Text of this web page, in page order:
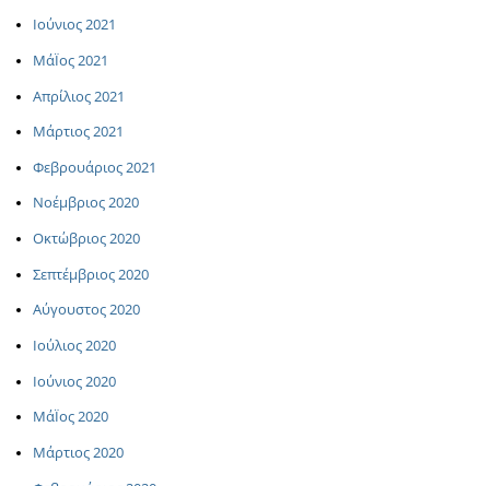
Ιούνιος 2021
ΜάΪος 2021
Απρίλιος 2021
Μάρτιος 2021
Φεβρουάριος 2021
Νοέμβριος 2020
Οκτώβριος 2020
Σεπτέμβριος 2020
Αύγουστος 2020
Ιούλιος 2020
Ιούνιος 2020
ΜάΪος 2020
Μάρτιος 2020